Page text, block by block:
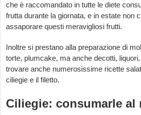
che è raccomandato in tutte le diete
frutta durante la giornata, e in estate non
assaporare questi meravigliosi frutti.
Inoltre si prestano alla preparazione di
torte, plumcake, ma anche decotti,
trovare anche numerosissime ricette
ciliegie e il filetto.
Ciliegie: consumarle al